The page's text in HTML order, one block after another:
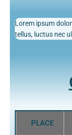
Lorem ipsum
tellus, luctus nec
PLACE